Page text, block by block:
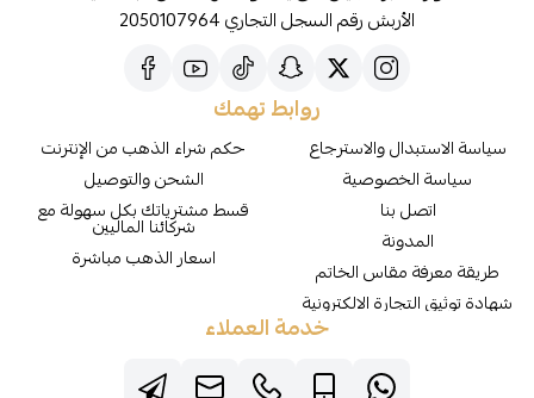
الأربش رقم السجل التجاري 2050107964
روابط تهمك
سياسة الاستبدال والاسترجاع
سياسة الخصوصية
اتصل بنا
المدونة
طريقة معرفة مقاس الخاتم
شهادة توثيق التجارة الالكترونية
حكم شراء الذهب من الإنترنت
الشحن والتوصيل
قسط مشترياتك بكل سهولة مع
شركائنا الماليين
اسعار الذهب مباشرة
خدمة العملاء